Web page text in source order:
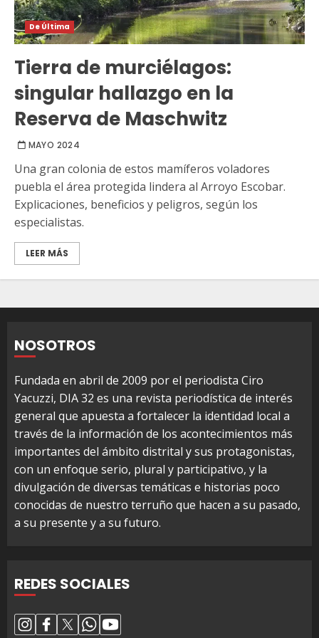
De Última
Tierra de murciélagos:
singular hallazgo en la
Reserva de Maschwitz
MAYO 2024
Una gran colonia de estos mamíferos voladores
puebla el área protegida lindera al Arroyo Escobar.
Explicaciones, beneficios y peligros, según los
especialistas.
LEER MÁS
NOSOTROS
Fundada en abril de 2009 por el periodista Ciro
Yacuzzi, DIA 32 es una revista periodística de interés
general que apuesta a fortalecer la identidad local a
través de la información de los acontecimientos más
importantes del ámbito distrital y sus protagonistas,
con un enfoque serio, plural y participativo, y la
divulgación de diversas temáticas e historias poco
conocidas de nuestro terruño que hacen a su pasado,
a su presente y a su futuro.
REDES SOCIALES